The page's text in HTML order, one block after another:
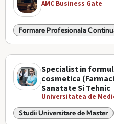
AMC Business Gate
Formare Profesionala
Specialist in
cosmetica
Sanatate Si Tehnic
Universitatea de
Studii Universitare de Master